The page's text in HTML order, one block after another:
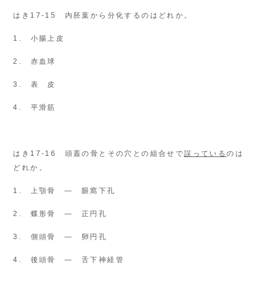
はき17-15 内胚葉から分化するのはどれか。
1. 小腸上皮
2. 赤血球
3. 表 皮
4. 平滑筋
はき17-16 頭蓋の骨とその穴との組合せで誤っているのは
どれか。
1. 上顎骨 ― 眼窩下孔
2. 蝶形骨 ― 正円孔
3. 側頭骨 ― 卵円孔
4. 後頭骨 ― 舌下神経管